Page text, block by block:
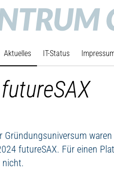
Aktuelles IT-Status
Gründungsuniversum
futureSAX. Für einen
nicht.